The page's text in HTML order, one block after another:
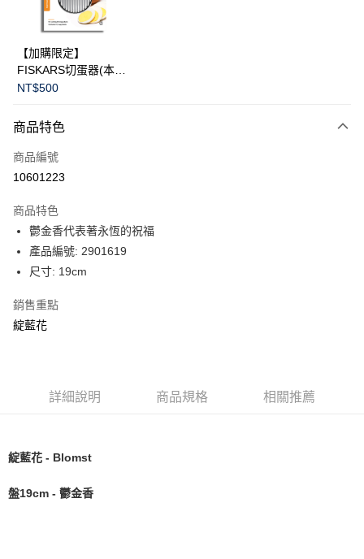
上海商業儲蓄銀行
國泰世華商業銀行
臺灣中小企業銀行
匯豐（台灣）商業銀行
聯邦商業銀行
元大商業銀行
台新國際商業銀行
Apple Pay
運送方式
黑貓宅急便
【加購限定】
FISKARS切蛋器(本商
品不提供破損保證)
NT$500
商品特色
商品編號
10601223
商品特色
鬱金香代表著永恆的祝福
產品編號: 2901619
尺寸: 19cm
銷售重點
綻藍花
詳細說明 商品規格 相關推薦
綻藍花 - Blomst
盤19cm - 鬱金香